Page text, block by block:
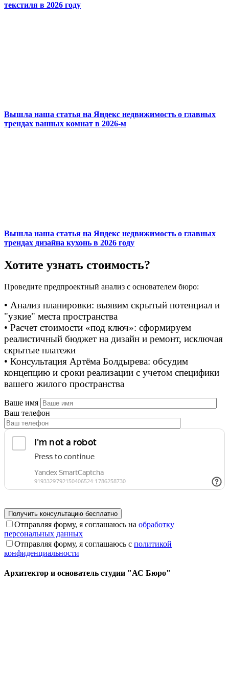
текстиля в 2026 году
Вышла наша статья на Яндекс недвижимость о главных
трендах ванных комнат в 2026-м
Вышла наша статья на Яндекс недвижимость о главных
трендах дизайна кухонь в 2026 году
Хотите узнать стоимость?
Проведите предпроектный анализ с основателем бюро:
• Анализ планировки: выявим скрытый потенциал и
"узкие" места пространства
• Расчет стоимости «под ключ»: сформируем
реалистичный бюджет на дизайн и ремонт, исключая
скрытые платежи
• Консультация Артёма Болдырева: обсудим
концепцию и сроки реализации с учетом специфики
вашего жилого пространства
Ваше имя
Ваш телефон
Отправляя форму, я соглашаюсь на обработку
персональных данных
Отправляя форму, я соглашаюсь с политикой
конфиденциальности
Архитектор и основатель студии "АС Бюро"